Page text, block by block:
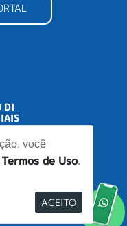
você
Termos de Uso.
ACEITO
DI